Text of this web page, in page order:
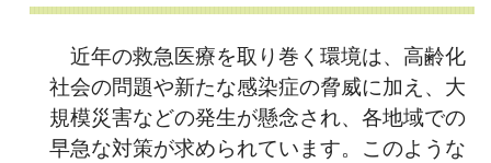
近年の救急医療を取り巻く環境は、高齢化
社会の問題や新たな感染症の脅威に加え、大
規模災害などの発生が懸念され、各地域での
早急な対策が求められています。このような